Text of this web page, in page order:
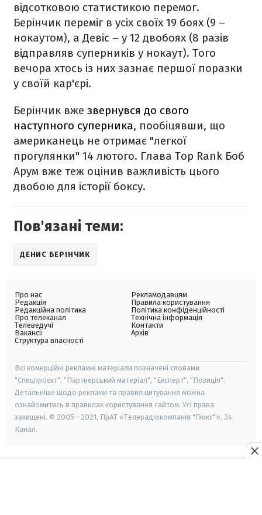
відсотковою статистикою перемог.
Берінчик переміг в усіх своїх 19 боях (9 –
нокаутом), а Девіс – у 12 двобоях (8 разів
відправляв суперників у нокаут). Того
вечора хтось із них зазнає першої поразки
у своїй кар'єрі.
Берінчик вже звернувся до свого
наступного суперника, пообіцявши, що
американець не отримає "легкої
прогулянки" 14 лютого. Глава Top Rank Боб
Арум вже теж оцінив важливість цього
двобою для історії боксу.
Пов'язані теми:
ДЕНИС БЕРІНЧИК
Про нас
Редакція
Редакційна політика
Про телеканал
Телеведучі
Вакансії
Структура власності
Рекламодавцям
Правила користування
Політика конфіденційності
Технічна інформація
Контакти
Архів
Всі комерційні рекламні матеріали позначені словами
"Спецпроєкт", "Партнерський матеріал", "Експерт", "Позиція".
Детальніше щодо реклами та правил цитування можна
ознайомитись в правилах користування сайтом. Усі права
захищені. © 2005—2021, ПрАТ «Телерадіокомпанія "Люкс"», 24
Канал.